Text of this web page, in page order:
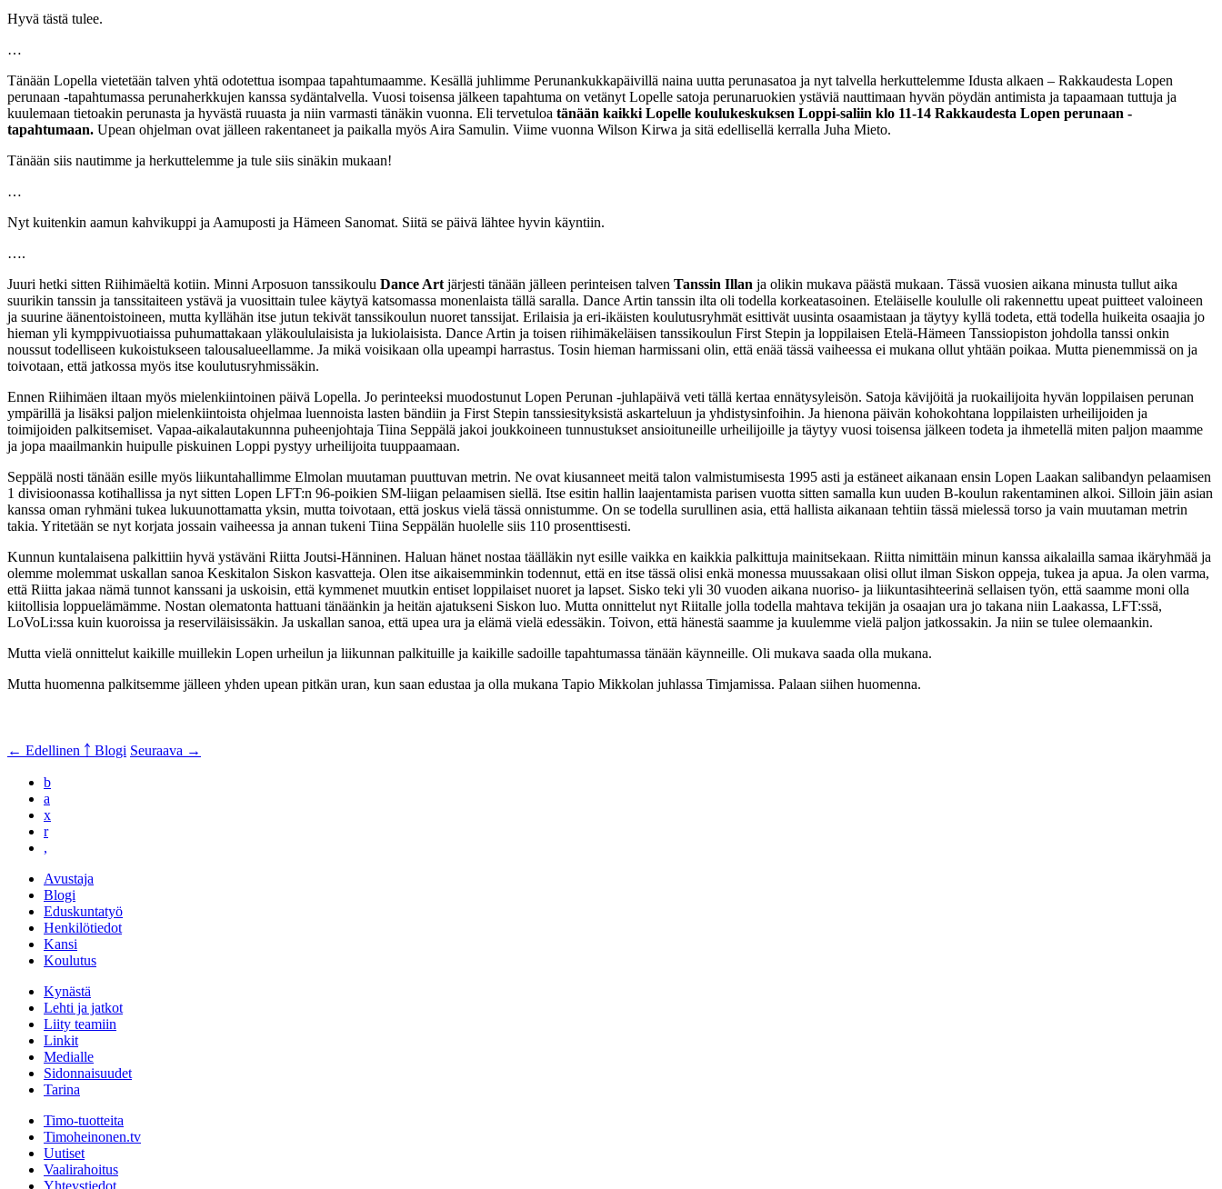
Hyvä tästä tulee.
…
Tänään Lopella vietetään talven yhtä odotettua isompaa tapahtumaamme. Kesällä juhlimme Perunankukkapäivillä naina uutta perunasatoa ja nyt talvella herkuttelemme Idusta alkaen – Rakkaudesta Lopen
perunaan -tapahtumassa perunaherkkujen kanssa sydäntalvella. Vuosi toisensa jälkeen tapahtuma on vetänyt Lopelle satoja perunaruokien ystäviä nauttimaan hyvän pöydän antimista ja tapaamaan tuttuja ja
kuulemaan tietoakin perunasta ja hyvästä ruuasta ja niin varmasti tänäkin vuonna. Eli tervetuloa tänään kaikki Lopelle koulukeskuksen Loppi-saliin klo 11-14 Rakkaudesta Lopen perunaan -
tapahtumaan. Upean ohjelman ovat jälleen rakentaneet ja paikalla myös Aira Samulin. Viime vuonna Wilson Kirwa ja sitä edellisellä kerralla Juha Mieto.
Tänään siis nautimme ja herkuttelemme ja tule siis sinäkin mukaan!
…
Nyt kuitenkin aamun kahvikuppi ja Aamuposti ja Hämeen Sanomat. Siitä se päivä lähtee hyvin käyntiin.
….
Juuri hetki sitten Riihimäeltä kotiin. Minni Arposuon tanssikoulu Dance Art järjesti tänään jälleen perinteisen talven Tanssin Illan ja olikin mukava päästä mukaan. Tässä vuosien aikana minusta tullut aika
suurikin tanssin ja tanssitaiteen ystävä ja vuosittain tulee käytyä katsomassa monenlaista tällä saralla. Dance Artin tanssin ilta oli todella korkeatasoinen. Eteläiselle koululle oli rakennettu upeat puitteet valoineen
ja suurine äänentoistoineen, mutta kyllähän itse jutun tekivät tanssikoulun nuoret tanssijat. Erilaisia ja eri-ikäisten koulutusryhmät esittivät uusinta osaamistaan ja täytyy kyllä todeta, että todella huikeita osaajia jo
hieman yli kymppivuotiaissa puhumattakaan yläkoululaisista ja lukiolaisista. Dance Artin ja toisen riihimäkeläisen tanssikoulun First Stepin ja loppilaisen Etelä-Hämeen Tanssiopiston johdolla tanssi onkin
noussut todelliseen kukoistukseen talousalueellamme. Ja mikä voisikaan olla upeampi harrastus. Tosin hieman harmissani olin, että enää tässä vaiheessa ei mukana ollut yhtään poikaa. Mutta pienemmissä on ja
toivotaan, että jatkossa myös itse koulutusryhmissäkin.
Ennen Riihimäen iltaan myös mielenkiintoinen päivä Lopella. Jo perinteeksi muodostunut Lopen Perunan -juhlapäivä veti tällä kertaa ennätysyleisön. Satoja kävijöitä ja ruokailijoita hyvän loppilaisen perunan
ympärillä ja lisäksi paljon mielenkiintoista ohjelmaa luennoista lasten bändiin ja First Stepin tanssiesityksistä askarteluun ja yhdistysinfoihin. Ja hienona päivän kohokohtana loppilaisten urheilijoiden ja
toimijoiden palkitsemiset. Vapaa-aikalautakunnna puheenjohtaja Tiina Seppälä jakoi joukkoineen tunnustukset ansioituneille urheilijoille ja täytyy vuosi toisensa jälkeen todeta ja ihmetellä miten paljon maamme
ja jopa maailmankin huipulle piskuinen Loppi pystyy urheilijoita tuuppaamaan.
Seppälä nosti tänään esille myös liikuntahallimme Elmolan muutaman puuttuvan metrin. Ne ovat kiusanneet meitä talon valmistumisesta 1995 asti ja estäneet aikanaan ensin Lopen Laakan salibandyn pelaamisen
1 divisioonassa kotihallissa ja nyt sitten Lopen LFT:n 96-poikien SM-liigan pelaamisen siellä. Itse esitin hallin laajentamista parisen vuotta sitten samalla kun uuden B-koulun rakentaminen alkoi. Silloin jäin asian
kanssa oman ryhmäni tukea lukuunottamatta yksin, mutta toivotaan, että joskus vielä tässä onnistumme. On se todella surullinen asia, että hallista aikanaan tehtiin tässä mielessä torso ja vain muutaman metrin
takia. Yritetään se nyt korjata jossain vaiheessa ja annan tukeni Tiina Seppälän huolelle siis 110 prosenttisesti.
Kunnun kuntalaisena palkittiin hyvä ystäväni Riitta Joutsi-Hänninen. Haluan hänet nostaa täälläkin nyt esille vaikka en kaikkia palkittuja mainitsekaan. Riitta nimittäin minun kanssa aikalailla samaa ikäryhmää ja
olemme molemmat uskallan sanoa Keskitalon Siskon kasvatteja. Olen itse aikaisemminkin todennut, että en itse tässä olisi enkä monessa muussakaan olisi ollut ilman Siskon oppeja, tukea ja apua. Ja olen varma,
että Riitta jakaa nämä tunnot kanssani ja uskoisin, että kymmenet muutkin entiset loppilaiset nuoret ja lapset. Sisko teki yli 30 vuoden aikana nuoriso- ja liikuntasihteerinä sellaisen työn, että saamme moni olla
kiitollisia loppuelämämme. Nostan olematonta hattuani tänäänkin ja heitän ajatukseni Siskon luo. Mutta onnittelut nyt Riitalle jolla todella mahtava tekijän ja osaajan ura jo takana niin Laakassa, LFT:ssä,
LoVoLi:ssa kuin kuoroissa ja reserviläisissäkin. Ja uskallan sanoa, että upea ura ja elämä vielä edessäkin. Toivon, että hänestä saamme ja kuulemme vielä paljon jatkossakin. Ja niin se tulee olemaankin.
Mutta vielä onnittelut kaikille muillekin Lopen urheilun ja liikunnan palkituille ja kaikille sadoille tapahtumassa tänään käynneille. Oli mukava saada olla mukana.
Mutta huomenna palkitsemme jälleen yhden upean pitkän uran, kun saan edustaa ja olla mukana Tapio Mikkolan juhlassa Timjamissa. Palaan siihen huomenna.
← Edellinen ￪ Blogi Seuraava →
b
a
x
r
,
Avustaja
Blogi
Eduskuntatyö
Henkilötiedot
Kansi
Koulutus
Kynästä
Lehti ja jatkot
Liity teamiin
Linkit
Medialle
Sidonnaisuudet
Tarina
Timo-tuotteita
Timoheinonen.tv
Uutiset
Vaalirahoitus
Yhteystiedot